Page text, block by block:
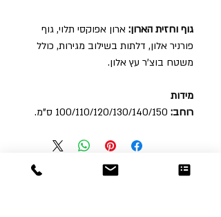
גוף וחזית הארון: ארון אפוקסי תלוי, גוף
פורניר אלון, דלתות בשילוב מגירות, כולל
משטח בוצ'ר עץ אלון.
מידות
רוחב: 100/110/120/130/140/150 ס"מ.